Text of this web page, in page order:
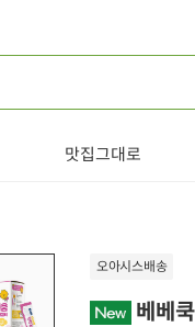
맛집그대로
오아시스배송
베베